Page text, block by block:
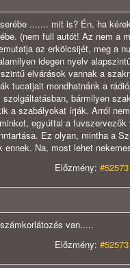
....... mit is? Én, ha
(nem full autót! Az nem a
az erkölcsijét, meg a
idegen nyelv
elvárások vannak a
tucatjait mondhatnánk a
bármilyen
a szabályokat írják. Arról
egyúttal a
Ez olyan, mintha a
Na, most lehet
Előzmény:
van.....
Előzmény: